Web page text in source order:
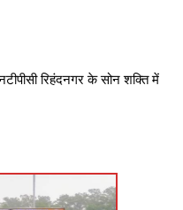
रिहंदनगर के सोन शक्ति में